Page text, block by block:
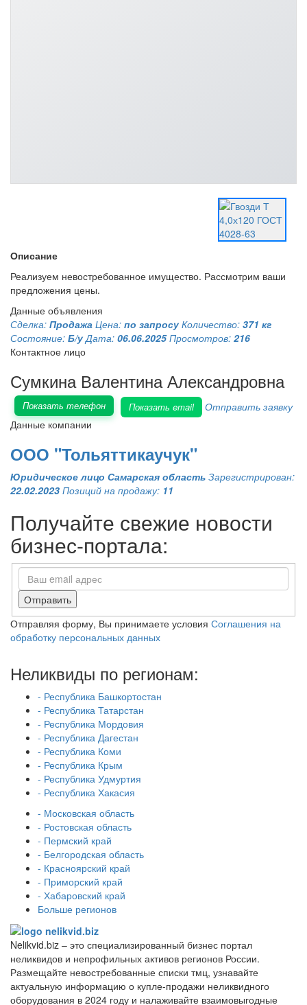
Описание
Реализуем невостребованное имущество. Рассмотрим ваши
предложения цены.
Данные объявления
Сделка: Продажа Цена: по запросу Количество: 371 кг
Состояние: Б/у Дата: 06.06.2025 Просмотров: 216
Контактное лицо
Сумкина Валентина Александровна
Показать телефон Показать email
Отправить заявку
Данные компании
ООО "Тольяттикаучук"
Юридическое лицо Самарская область Зарегистрирован:
22.02.2023 Позиций на продажу: 11
Получайте свежие новости
бизнес-портала:
Отправить
Отправляя форму, Вы принимаете условия Соглашения на
обработку персональных данных
Неликвиды по регионам:
- Республика Башкортостан
- Республика Татарстан
- Республика Мордовия
- Республика Дагестан
- Республика Коми
- Республика Крым
- Республика Удмуртия
- Республика Хакасия
- Московская область
- Ростовская область
- Пермский край
- Белгородская область
- Красноярский край
- Приморский край
- Хабаровский край
Больше регионов
Nelikvid.biz – это специализированный бизнес портал
неликвидов и непрофильных активов регионов России.
Размещайте невостребованные списки тмц, узнавайте
актуальную информацию о купле-продажи неликвидного
оборудования в 2024 году и налаживайте взаимовыгодные